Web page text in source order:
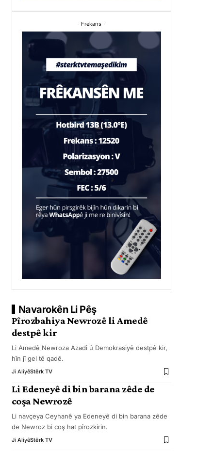
- Frekans -
Navarokên Li Pêş
Pîrozbahiya Newrozê li Amedê
destpê kir
Li Amedê Newroza Azadî û Demokrasiyê destpê kir,
hîn jî gel tê qadê.
Ji AliyêStêrk TV
Li Edeneyê di bin barana zêde de
coşa Newrozê
Li navçeya Ceyhanê ya Edeneyê di bin barana zêde
de Newroz bi coş hat pîrozkirin.
Ji AliyêStêrk TV